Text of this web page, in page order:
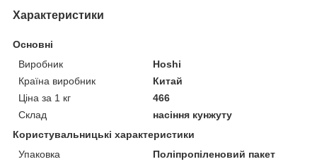
Характеристики
Основні
Виробник
Hoshi
Країна виробник
Китай
Ціна за 1 кг
466
Склад
насіння кунжуту
Користувальницькі характеристики
Упаковка
Поліпропіленовий пакет